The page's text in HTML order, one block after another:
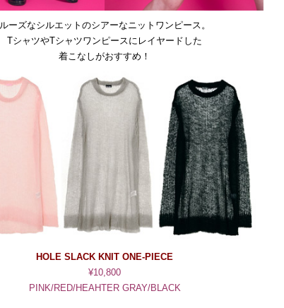
ルーズなシルエットのシアーなニットワンピース。
TシャツやTシャツワンピースにレイヤードした
着こなしがおすすめ！
HOLE SLACK KNIT ONE-PIECE
¥10,800
PINK/RED/HEAHTER GRAY/BLACK